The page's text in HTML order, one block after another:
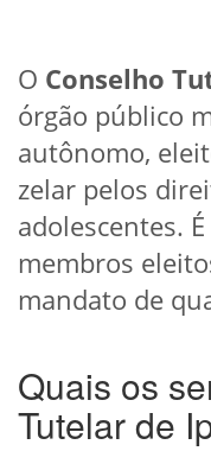
O Conselho
órgão público
autônomo,
zelar pelos
adolescentes.
membros
mandato de
Quais os
Tutelar de